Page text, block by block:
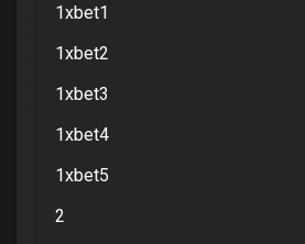
1xbet1
1xbet2
1xbet3
1xbet4
1xbet5
2